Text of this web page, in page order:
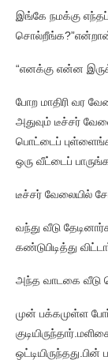
இங்கே நமக்கு
“எனக்கு என்ன
போற மாதிரி வர
அதுவும் டீச்சர்
பொட்டைப்
ஒரு வீட்டைப்
டீச்சர் வேலையில்
வந்து வீடு
கண்டுபிடித்து
அந்த வாடகை வீடு
முன் பக்கமுள்ள